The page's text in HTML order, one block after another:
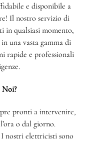
e disponibile a
Il nostro servizio di
in qualsiasi momento,
una vasta gamma di
rapide e professionali
Noi?
pronti a intervenire,
o dal giorno.
nostri elettricisti sono